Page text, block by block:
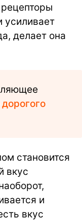
усиливает
делает она
становится
вкус
и
вкус